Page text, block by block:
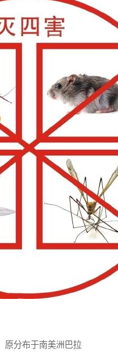
分布于南美洲巴拉